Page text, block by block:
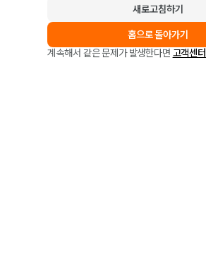
새로고침하기
홈으로 돌아가기
계속해서 같은 문제가 발생한다면 고객센터